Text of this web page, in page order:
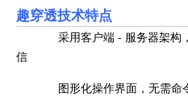
趣穿透技术特点
采用客户端 - 服务器架构
信
图形化操作界面，无需命